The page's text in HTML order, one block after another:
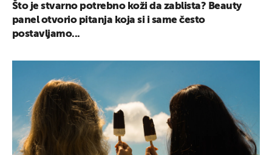
Što je stvarno potrebno koži da zablista? Beauty
panel otvorio pitanja koja si i same često
postavljamo...